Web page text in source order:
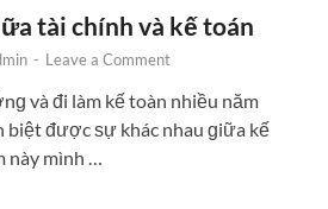
tài chính và kế toán
- Leave a Comment
và đi làm kế toàn nhiều năm
biệt được ѕự khác nhau ɡiữa kế
này mình …